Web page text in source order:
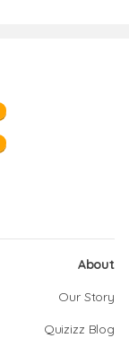
About
Our Story
Quizizz Blog